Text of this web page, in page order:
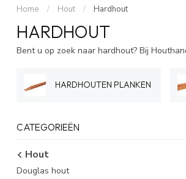
Home / Hout / Hardhout
HARDHOUT
Bent u op zoek naar hardhout? Bij
HARDHOUTEN PLANKEN
CATEGORIEËN
Hout
Douglas hout